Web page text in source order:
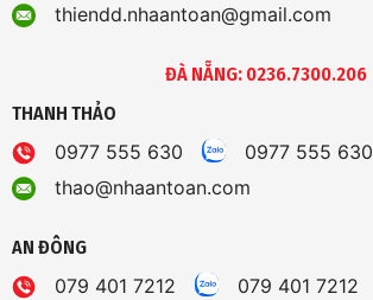
thiendd.nhaantoan@gmail.com
ĐÀ NẴNG: 0236.7300.206
THANH THẢO
0977 555 630
0977 555 630
thao@nhaantoan.com
AN ĐÔNG
079 401 7212
079 401 7212